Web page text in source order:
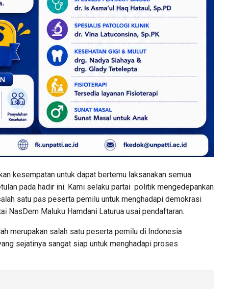
kesempatan untuk dapat bertemu laksanakan semua
pada hadir ini. Kami selaku partai politik mengedepankan
satu pas peserta pemilu untuk menghadapi demokrasi
NasDem Maluku Hamdani Laturua usai pendaftaran.
merupakan salah satu peserta pemilu di Indonesia
sejatinya sangat siap untuk menghadapi proses